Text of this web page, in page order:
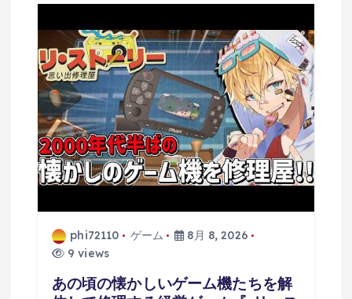
phi72110 ゲーム
8月 8, 2026
9 views
あの頃の懐かしいゲーム機たちを解